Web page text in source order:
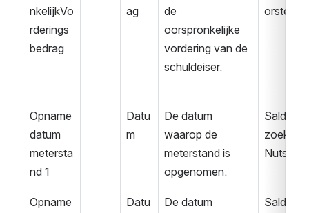
nkelijkVo
rderings
bedrag
ag
de
oorspronkelijke
vordering van de
schuldeiser.
orstel
Opname
datum
metersta
nd 1
Datu
m
De datum
waarop de
meterstand is
opgenomen.
Saldover
zoek
Nuts
Opname
Datu
De datum
Saldover